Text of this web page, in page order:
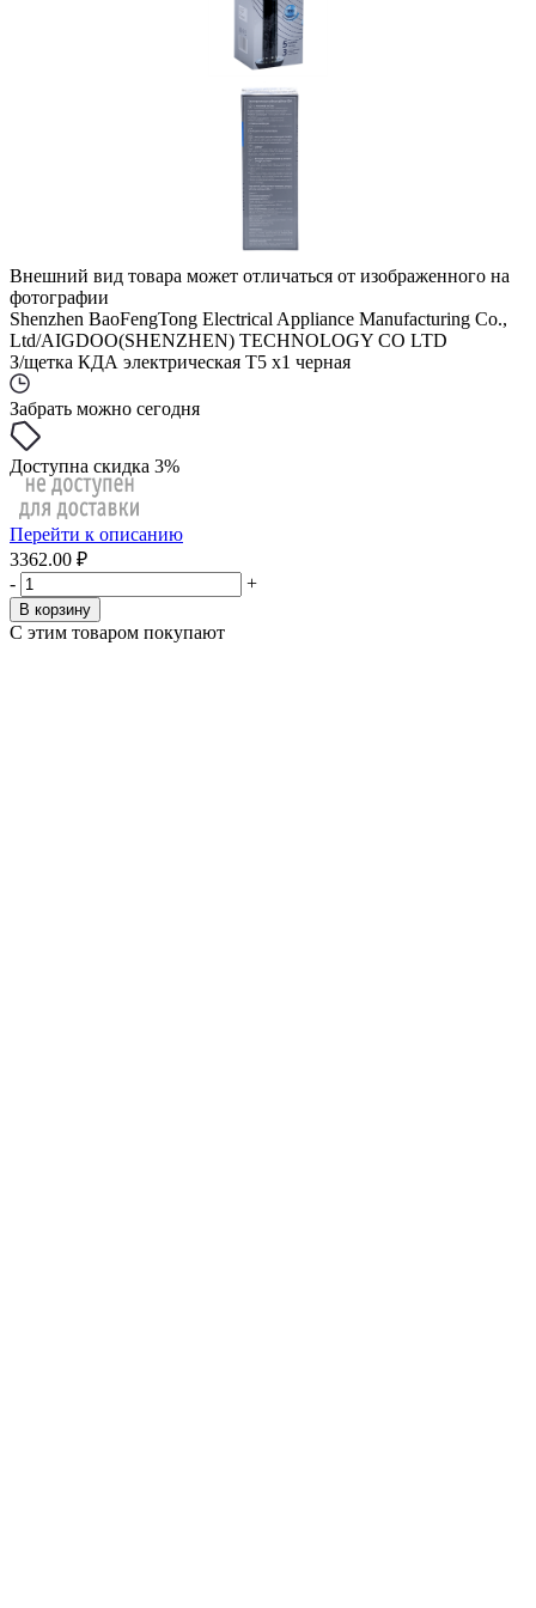
Внешний вид товара может отличаться от изображенного на
фотографии
Shenzhen BaoFengTong Electrical Appliance Manufacturing Co.,
Ltd/AIGDOO(SHENZHEN) TECHNOLOGY CO LTD
З/щетка КДА электрическая Т5 x1 черная
Забрать можно сегодня
Доступна скидка 3%
Перейти к описанию
3362.00 ₽
-
+
В корзину
С этим товаром покупают